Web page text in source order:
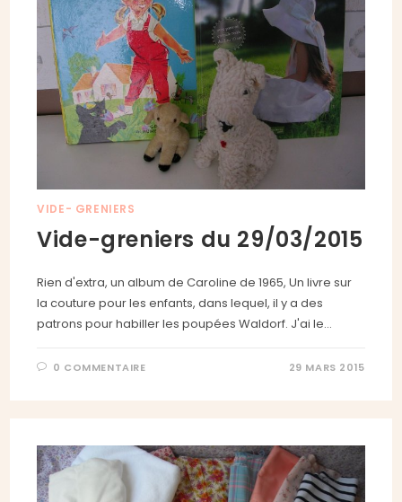
VIDE- GRENIERS
Vide-greniers du 29/03/2015
Rien d'extra, un album de Caroline de 1965, Un livre sur
la couture pour les enfants, dans lequel, il y a des
patrons pour habiller les poupées Waldorf. J'ai le…
0 COMMENTAIRE 29 MARS 2015